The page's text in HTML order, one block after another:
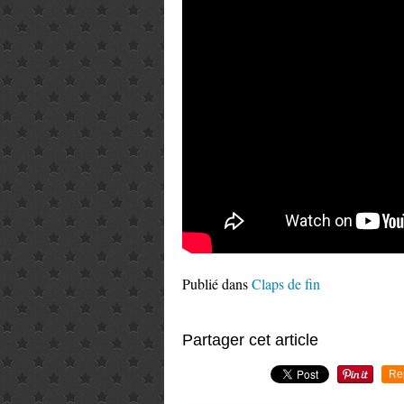
Publié dansClaps de fin
Partager cet article